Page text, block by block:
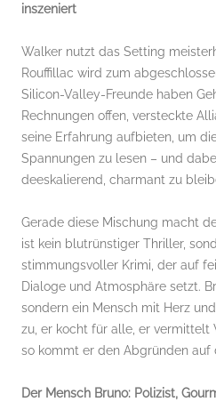
inszeniert
Walker nutzt das Setting
Rouffillac wird zum
Silicon-Valley-Freunde haben
Rechnungen offen, versteckte
seine Erfahrung aufbieten, um
Spannungen zu lesen – und
deeskalierend, charmant zu
Gerade diese Mischung macht
ist kein blutrünstiger Thriller,
stimmungsvoller Krimi, der auf
Dialoge und Atmosphäre setzt.
sondern ein Mensch mit Herz
zu, er kocht für alle, er vermittelt
so kommt er den Abgründen auf
Der Mensch Bruno: Polizist,